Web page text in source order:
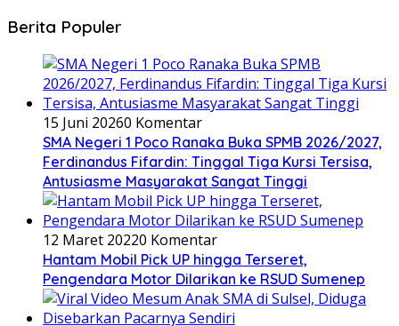
Berita Populer
15 Juni 20260 Komentar
SMA Negeri 1 Poco Ranaka Buka SPMB 2026/2027,
Ferdinandus Fifardin: Tinggal Tiga Kursi Tersisa,
Antusiasme Masyarakat Sangat Tinggi
12 Maret 20220 Komentar
Hantam Mobil Pick UP hingga Terseret,
Pengendara Motor Dilarikan ke RSUD Sumenep